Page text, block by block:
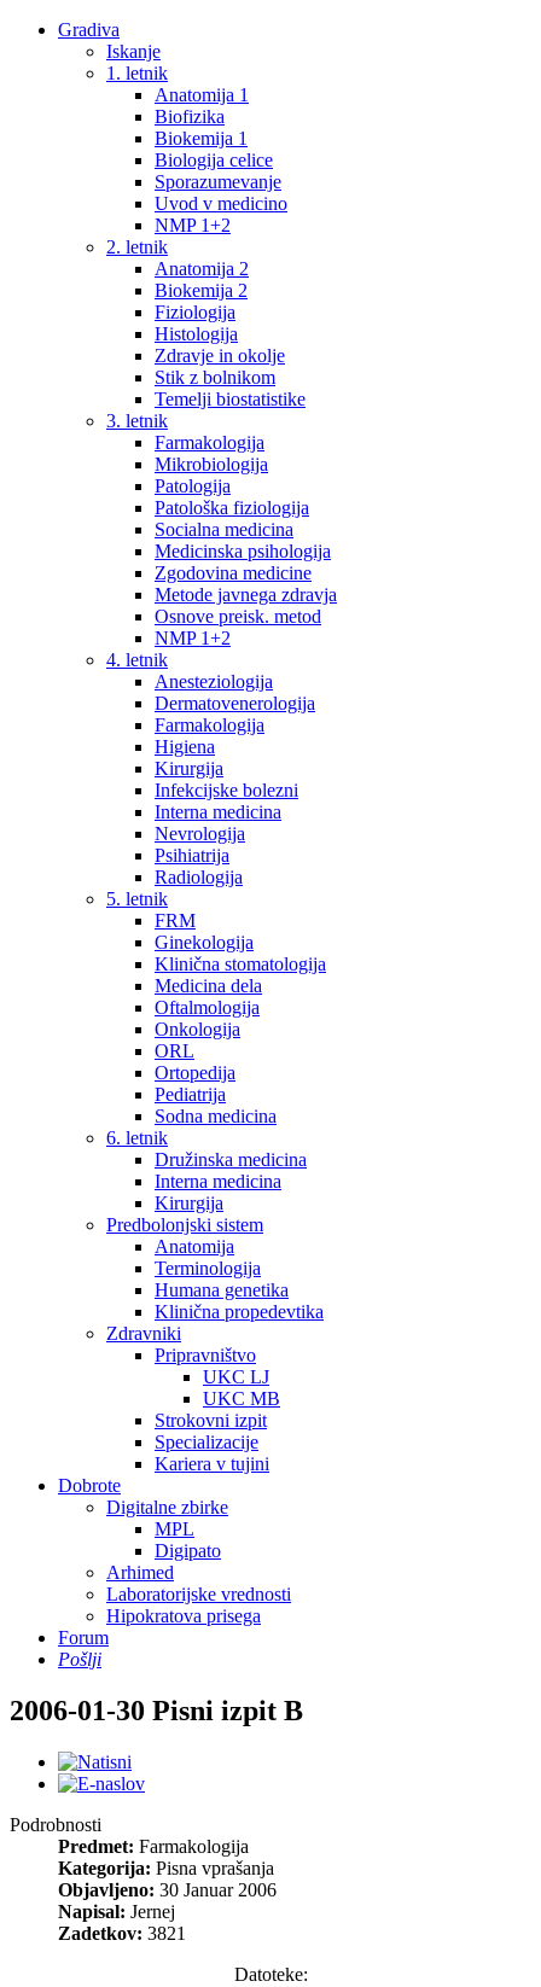
Gradiva
Iskanje
1. letnik
Anatomija 1
Biofizika
Biokemija 1
Biologija celice
Sporazumevanje
Uvod v medicino
NMP 1+2
2. letnik
Anatomija 2
Biokemija 2
Fiziologija
Histologija
Zdravje in okolje
Stik z bolnikom
Temelji biostatistike
3. letnik
Farmakologija
Mikrobiologija
Patologija
Patološka fiziologija
Socialna medicina
Medicinska psihologija
Zgodovina medicine
Metode javnega zdravja
Osnove preisk. metod
NMP 1+2
4. letnik
Anesteziologija
Dermatovenerologija
Farmakologija
Higiena
Kirurgija
Infekcijske bolezni
Interna medicina
Nevrologija
Psihiatrija
Radiologija
5. letnik
FRM
Ginekologija
Klinična stomatologija
Medicina dela
Oftalmologija
Onkologija
ORL
Ortopedija
Pediatrija
Sodna medicina
6. letnik
Družinska medicina
Interna medicina
Kirurgija
Predbolonjski sistem
Anatomija
Terminologija
Humana genetika
Klinična propedevtika
Zdravniki
Pripravništvo
UKC LJ
UKC MB
Strokovni izpit
Specializacije
Kariera v tujini
Dobrote
Digitalne zbirke
MPL
Digipato
Arhimed
Laboratorijske vrednosti
Hipokratova prisega
Forum
Pošlji
2006-01-30 Pisni izpit B
Podrobnosti
Predmet: Farmakologija
Kategorija: Pisna vprašanja
Objavljeno: 30 Januar 2006
Napisal: Jernej
Zadetkov: 3821
Datoteke: